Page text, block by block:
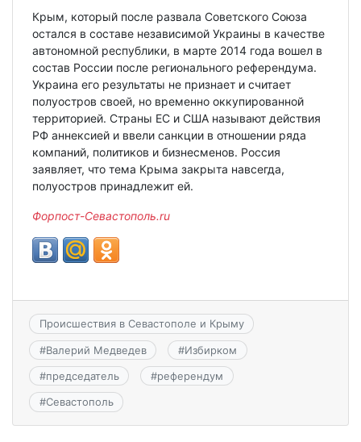
Крым, который после развала Советского Союза
остался в составе независимой Украины в качестве
автономной республики, в марте 2014 года вошел в
состав России после регионального референдума.
Украина его результаты не признает и считает
полуостров своей, но временно оккупированной
территорией. Страны ЕС и США называют действия
РФ аннексией и ввели санкции в отношении ряда
компаний, политиков и бизнесменов. Россия
заявляет, что тема Крыма закрыта навсегда,
полуостров принадлежит ей.
Форпост-Севастополь.ru
Происшествия в Севастополе и Крыму
#Валерий Медведев #Избирком
#председатель #референдум
#Севастополь